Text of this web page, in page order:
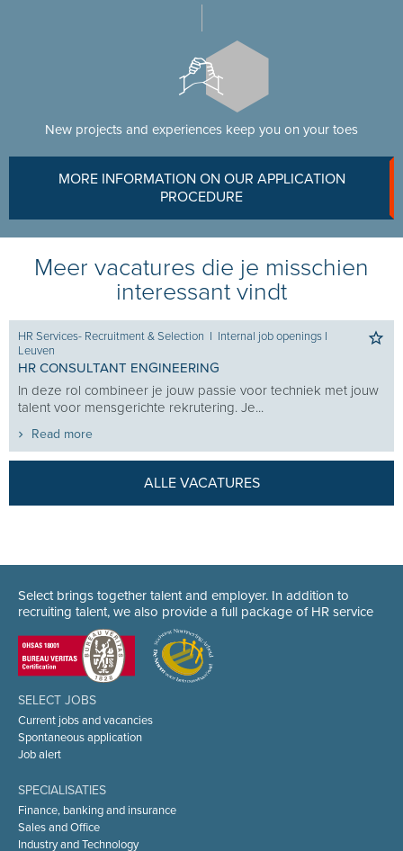
New projects and experiences keep you on your toes
MORE INFORMATION ON OUR APPLICATION
PROCEDURE
Meer vacatures die je misschien
interessant vindt
HR Services- Recruitment & Selection I Internal job openings I
Leuven
HR CONSULTANT ENGINEERING
In deze rol combineer je jouw passie voor techniek met jouw
talent voor mensgerichte rekrutering. Je...
Read more
ALLE VACATURES
Select brings together talent and employer. In addition to
recruiting talent, we also provide a full package of HR service
SELECT JOBS
Current jobs and vacancies
Spontaneous application
Job alert
SPECIALISATIES
Finance, banking and insurance
Sales and Office
Industry and Technology